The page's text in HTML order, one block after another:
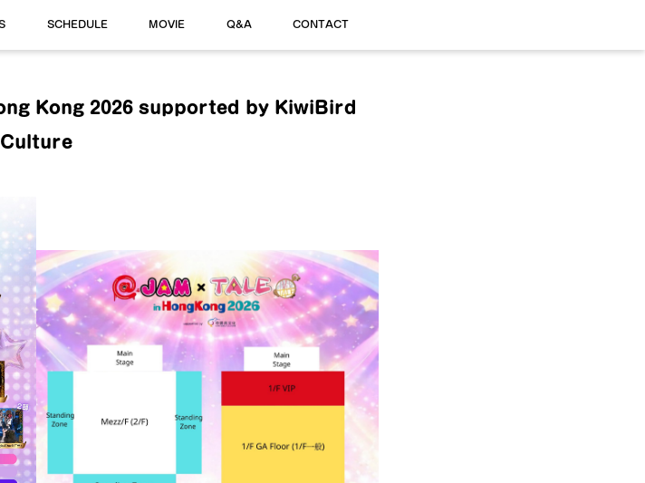
SCHEDULE MOVIE Q&A CONTACT
Kong 2026 supported by KiwiBird
Culture